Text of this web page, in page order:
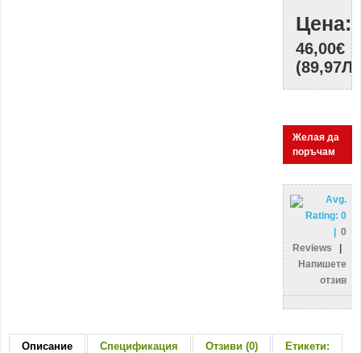
Цена:
46,00€
Желая да
поръчам
Avg.
Rating: 0
0
Reviews
Напишете
отзив
Описание Спецификация Отзиви (0) Етикети: